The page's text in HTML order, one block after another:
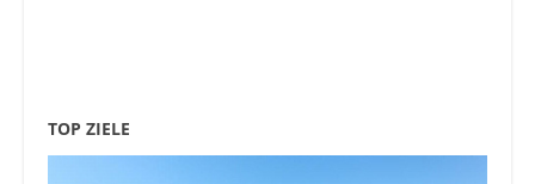
TOP ZIELE